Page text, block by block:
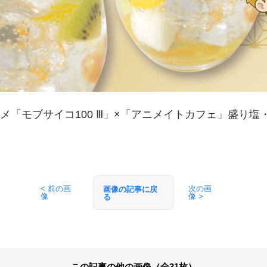
「モブサイコ100 Ⅲ」×「アニメイトカフェ」盛り塩
< 前の画
像
画像の記事に戻
る
次の画
像 >